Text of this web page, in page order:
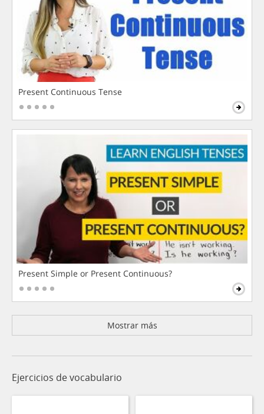
Present Continuous Tense
Present Simple or Present Continuous?
Mostrar más
Ejercicios de vocabulario